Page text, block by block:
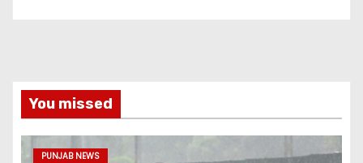
You missed
PUNJAB NEWS